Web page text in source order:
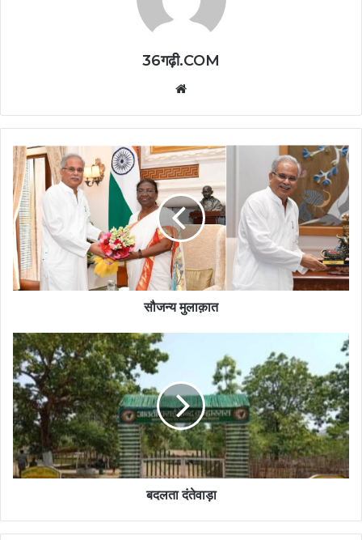
36गढ़ी.COM
सौजन्य मुलाक़ात
बदलता दंतेवाड़ा